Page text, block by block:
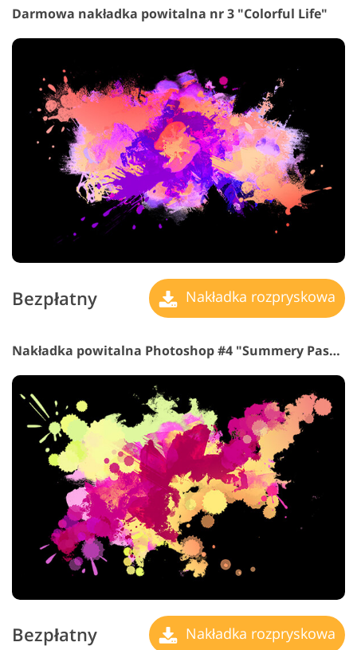
Darmowa nakładka powitalna nr 3 "Colorful Life"
Bezpłatny Nakładka rozpryskowa
Nakładka powitalna Photoshop #4 "Summery Pastorale"
Bezpłatny Nakładka rozpryskowa